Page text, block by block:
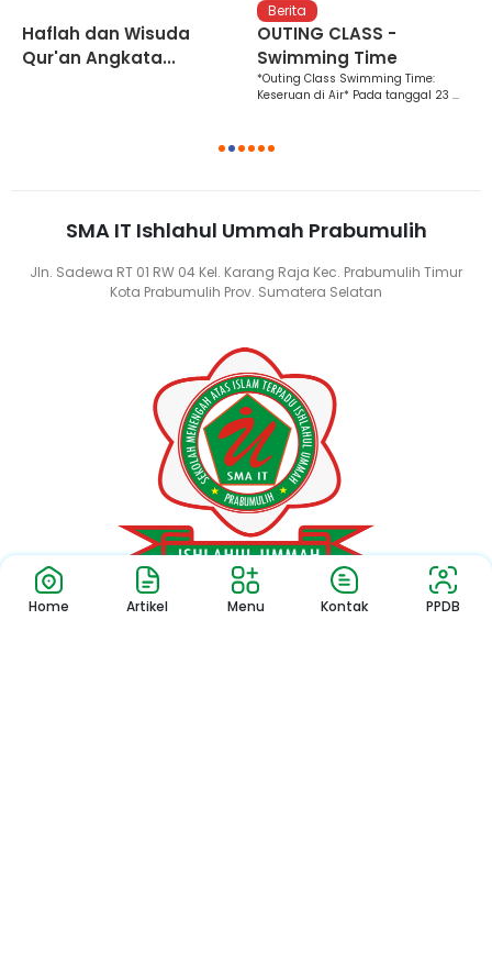
Haflah dan Wisuda
Qur'an Angkata...
Berita
OUTING CLASS -
Swimming Time
*Outing Class Swimming Time:
Keseruan di Air* Pada tanggal 23 ...
6
SMA IT Ishlahul Ummah Prabumulih
Jln. Sadewa RT 01 RW 04 Kel. Karang Raja Kec. Prabumulih Timur
Kota Prabumulih Prov. Sumatera Selatan
Home Artikel Menu Kontak PPDB